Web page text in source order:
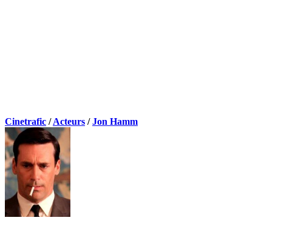
Cinetrafic /Acteurs /Jon Hamm